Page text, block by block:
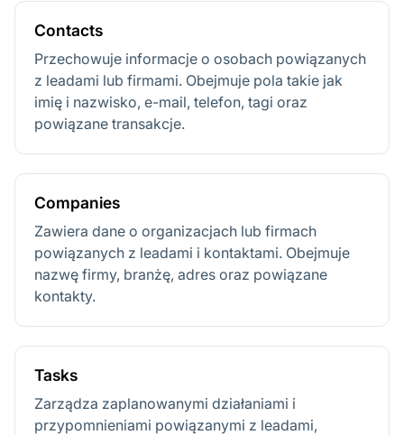
Contacts
Przechowuje informacje o osobach powiązanych
z leadami lub firmami. Obejmuje pola takie jak
imię i nazwisko, e-mail, telefon, tagi oraz
powiązane transakcje.
Companies
Zawiera dane o organizacjach lub firmach
powiązanych z leadami i kontaktami. Obejmuje
nazwę firmy, branżę, adres oraz powiązane
kontakty.
Tasks
Zarządza zaplanowanymi działaniami i
przypomnieniami powiązanymi z leadami,